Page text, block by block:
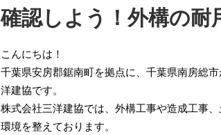
確認しよう！外構の耐
こんにちは！
千葉県安房郡鋸南町を拠点に、千葉県南房総
洋建協です。
株式会社三洋建協では、外構工事や造成工事
環境を整えております。